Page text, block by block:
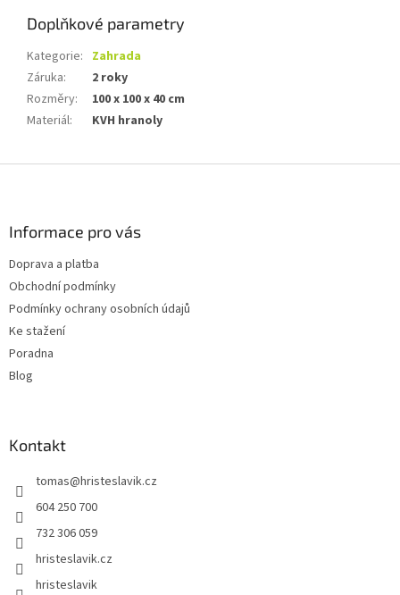
Doplňkové parametry
Kategorie: Zahrada
Záruka:
2 roky
Rozměry:
100 x 100 x 40 cm
Materiál: KVH hranoly
Informace pro vás
Doprava a platba
Obchodní podmínky
Podmínky ochrany osobních údajů
Ke stažení
Poradna
Blog
Kontakt
tomas@hristeslavik.cz
604 250 700
732 306 059
hristeslavik.cz
hristeslavik